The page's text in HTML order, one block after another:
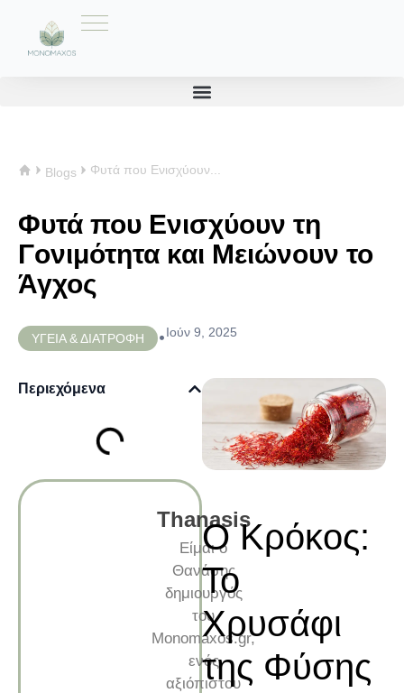
Blogs Φυτά που Ενισχύουν...
Φυτά που Ενισχύουν τη
Γονιμότητα και Μειώνουν το
Άγχος
ΥΓΕΙΑ & ΔΙΑΤΡΟΦΗ •Ιούν 9, 2025
Περιεχόμενα
Thanasis
Είμαι ο
Θανάσης
δημιουργός
του
Monomaxos.gr,
ενός
αξιόπιστου
Ο Κρόκος:
Το
Χρυσάφι
της Φύσης